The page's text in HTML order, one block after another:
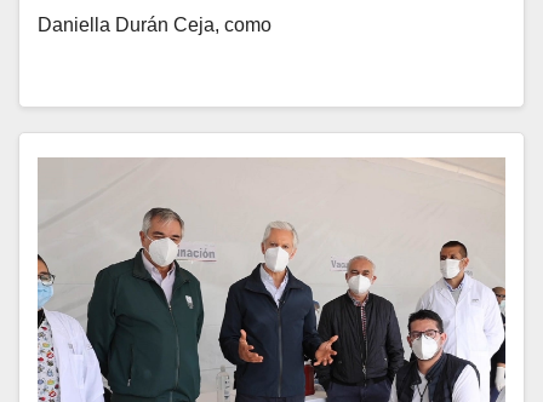
Daniella Durán Ceja, como